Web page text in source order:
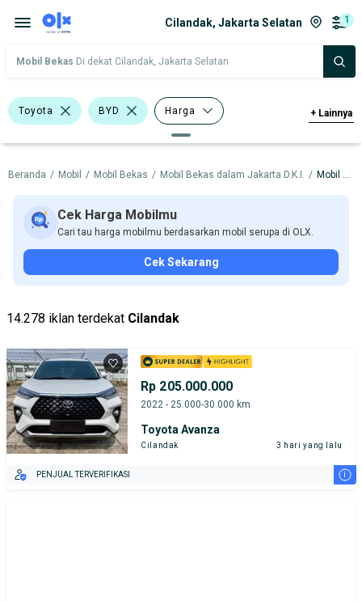
Cilandak, Jakarta Selatan 1
Mobil Bekas Di dekat Cilandak, Jakarta Selatan
Toyota BYD Harga
Merek Dan Model Tahun
Tipe Bodi Tipe Membership
+ Lainnya
Beranda / Mobil / Mobil Bekas / Mobil Bekas dalam Jakarta D.K.I. / Mobil Bekas dalam Jakarta Selatan
Cek Harga Mobilmu
Cari tau harga mobilmu berdasarkan mobil serupa di OLX.
Cek Sekarang
14.278 iklan terdekat Cilandak
Rp 205.000.000
2022 - 25.000-30.000 km
Toyota Avanza
Cilandak 3 hari yang lalu
PENJUAL TERVERIFIKASI i